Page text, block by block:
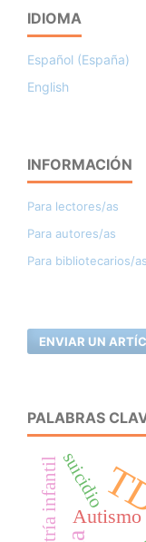
IDIOMA
Español (España)
English
INFORMACIÓN
Para lectores/as
Para autores/as
Para bibliotecarios/as
ENVIAR UN
PALABRAS
Autismo
suicidio